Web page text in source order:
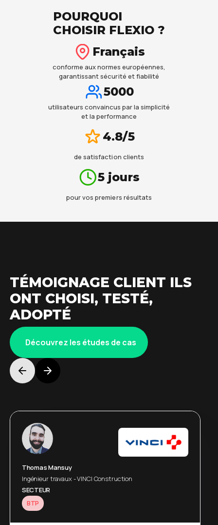
POURQUOI
CHOISIR FLEXIO ?
Français
conforme aux normes européennes,
garantissant sécurité et fiabilité
5000
utilisateurs convaincus par la simplicité
et la performance
4.8/5
de satisfaction clients
5 jours
pour vos premiers résultats
TÉMOIGNAGE CLIENT ILS
ONT CHOISI, TESTÉ,
ADOPTÉ
Découvrez les études de cas
Jean-Marc Vieil
Head of Sales and BusinessDevelopment - NEFAB
SECTEUR
Industries
Thomas Mansuy
Ingénieur travaux - VINCI Construction
SECTEUR
BTP